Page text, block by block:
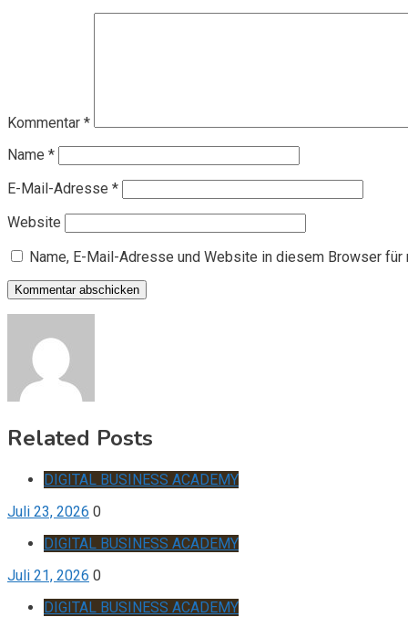
Kommentar *
Name *
E-Mail-Adresse *
Website
Name, E-Mail-Adresse und Website in diesem Browser
Related Posts
DIGITAL BUSINESS ACADEMY
Juli 23, 2026 0
DIGITAL BUSINESS ACADEMY
Juli 21, 2026 0
DIGITAL BUSINESS ACADEMY